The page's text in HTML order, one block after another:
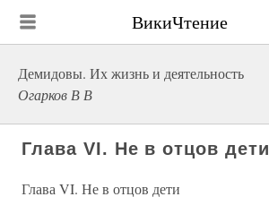
ВикиЧтение
Демидовы. Их жизнь и деятельность
Огарков В В
Глава VI. Не в отцов дети
Глава VI. Не в отцов дети